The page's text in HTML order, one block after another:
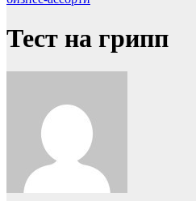
Тест на грипп